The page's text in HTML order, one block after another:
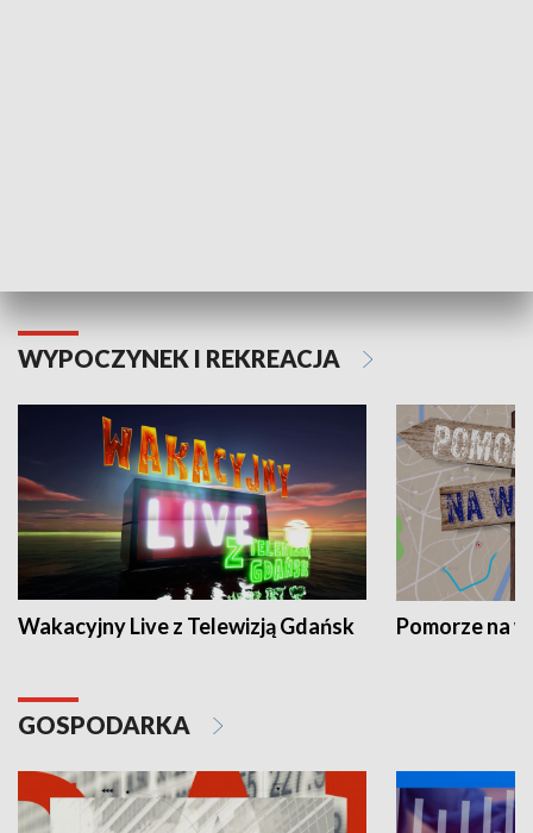
WYPOCZYNEK I REKREACJA
Wakacyjny Live z Telewizją Gdańsk Pomorze na
GOSPODARKA